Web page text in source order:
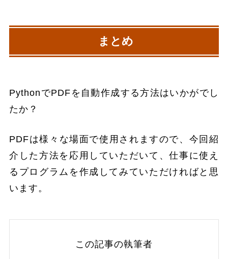
まとめ
PythonでPDFを自動作成する方法はいかがでし
たか？
PDFは様々な場面で使用されますので、今回紹
介した方法を応用していただいて、仕事に使え
るプログラムを作成してみていただければと思
います。
この記事の執筆者